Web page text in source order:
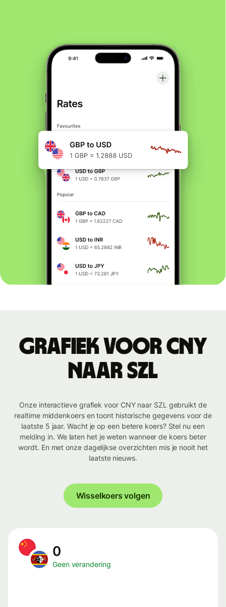
Grafiek voor CNY
naar SZL
Onze interactieve grafiek voor CNY naar SZL gebruikt de
realtime middenkoers en toont historische gegevens voor de
laatste 5 jaar. Wacht je op een betere koers? Stel nu een
melding in. We laten het je weten wanneer de koers beter
wordt. En met onze dagelijkse overzichten mis je nooit het
laatste nieuws.
Wisselkoers volgen
0
Geen verandering